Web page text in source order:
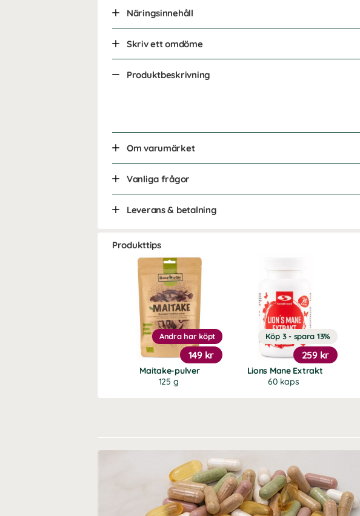
Näringsinnehåll
Skriv ett omdöme
Produktbeskrivning
Om varumärket
Vanliga frågor
Leverans & betalning
Produkttips
Maitake-pulver
125 g
Andra har köpt
149 kr
Lions Mane Extrakt
60 kaps
Köp 3 - spara 13%
259 kr